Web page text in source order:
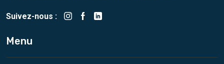
Suivez-nous :
Menu